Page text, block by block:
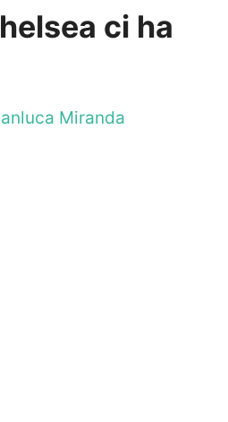
ci ha
Miranda